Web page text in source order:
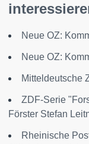
Neue OZ:
Neue OZ:
Mitteldeutsche
ZDF-Serie
Förster Stefan
Rheinische